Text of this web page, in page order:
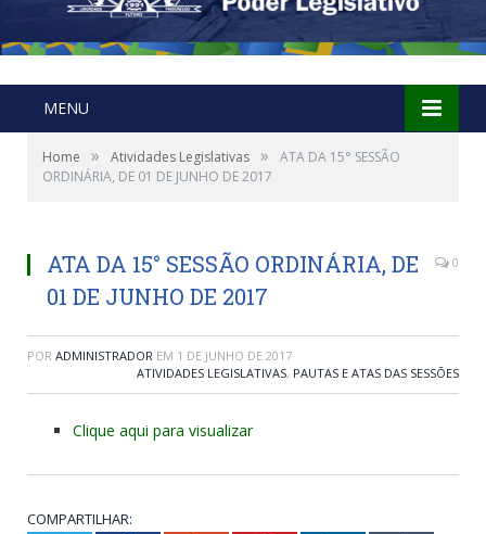
MENU
Home » Atividades Legislativas »
ATA DA 15° SESSÃO
ORDINÁRIA, DE 01 DE JUNHO DE 2017
ATA DA 15° SESSÃO ORDINÁRIA, DE
01 DE JUNHO DE 2017
0
POR ADMINISTRADOR EM 1 DE JUNHO DE 2017
ATIVIDADES LEGISLATIVAS, PAUTAS E ATAS DAS SESSÕES
Clique aqui para visualizar
COMPARTILHAR: